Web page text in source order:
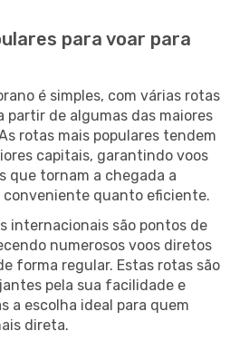
para voar para
é simples, com várias rotas
partir de algumas das maiores
rotas mais populares tendem
capitais, garantindo voos
que tornam a chegada a
conveniente quanto eficiente.
internacionais são pontos de
numerosos voos diretos
forma regular. Estas rotas são
pela sua facilidade e
a escolha ideal para quem
direta.